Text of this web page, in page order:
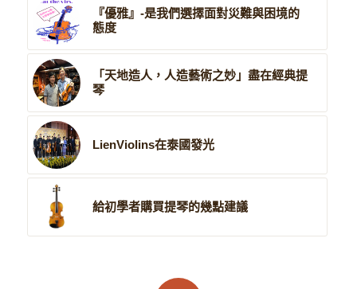
『優雅』-是我們選擇面對災難與困境的
態度
「天地造人，人造藝術之妙」盡在經典提
琴
LienViolins在泰國發光
給初學者購買提琴的幾點建議